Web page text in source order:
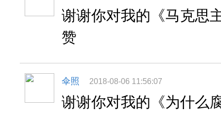
谢谢你对我的《马克思
赞
伞照 2018-08-06 11:56:07
谢谢你对我的《为什么